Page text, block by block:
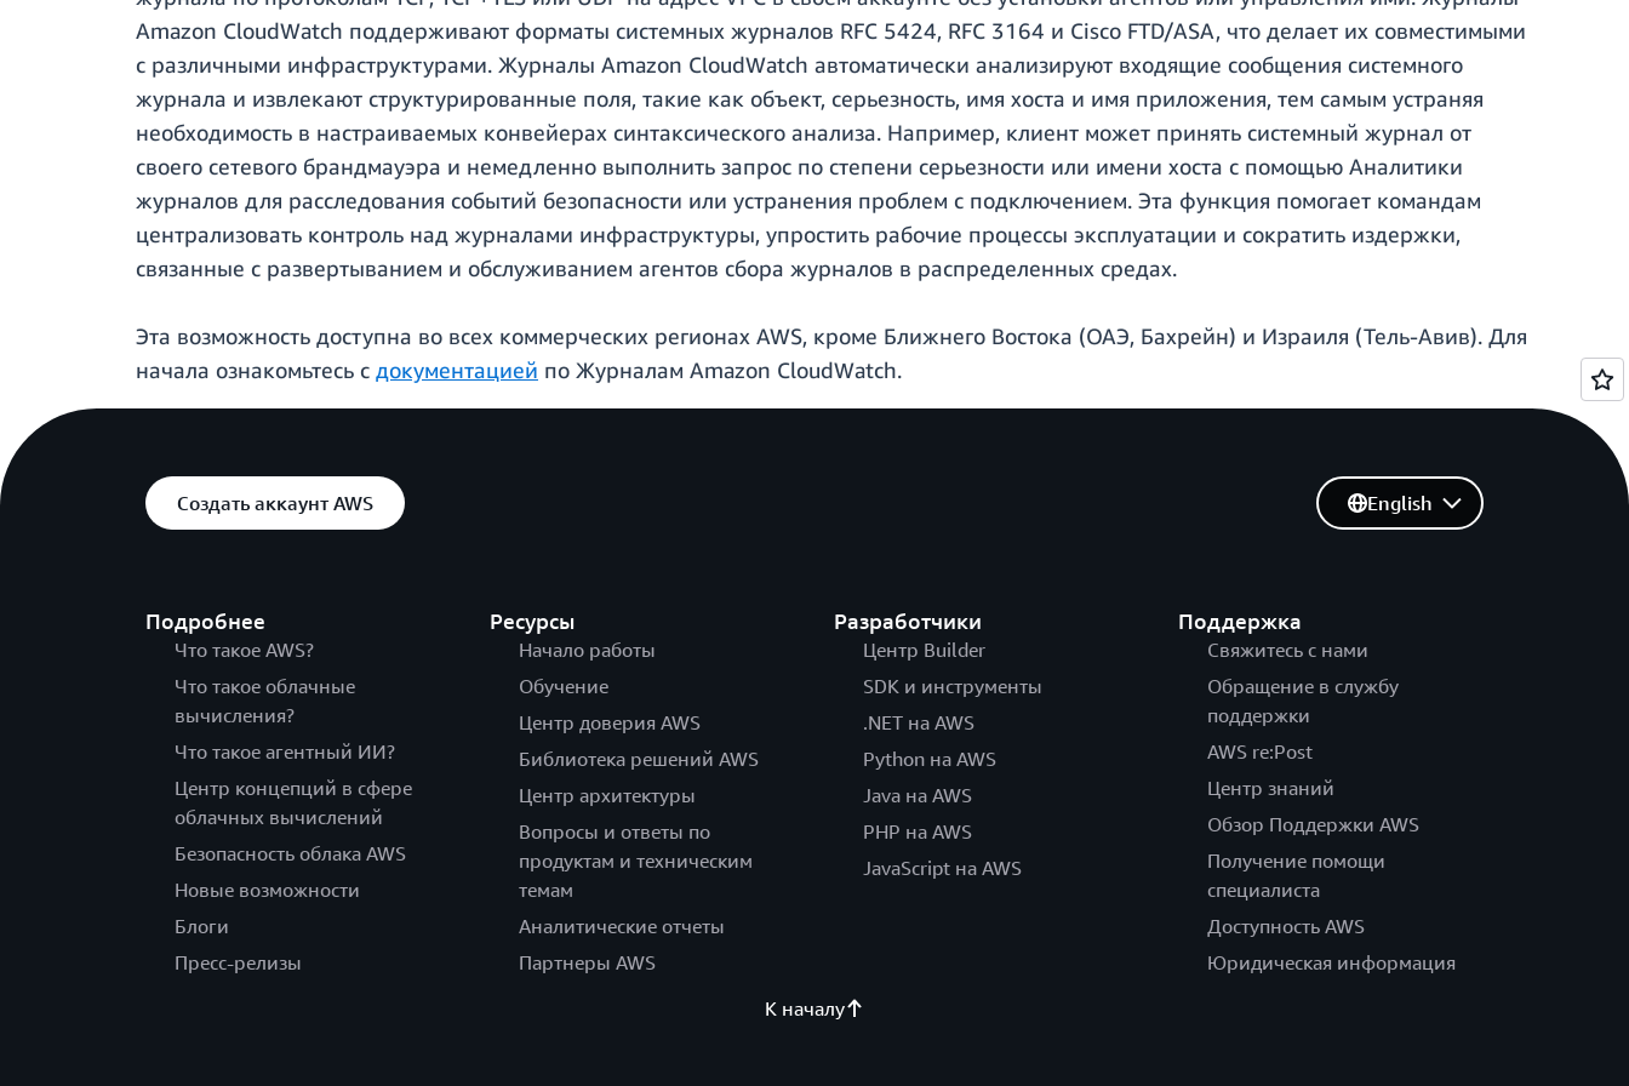
Amazon CloudWatch поддерживают форматы системных журналов RFC 5424, RFC 3164 и Cisco FTD/ASA, что делает их совместимыми
с различными инфраструктурами. Журналы Amazon CloudWatch автоматически анализируют входящие сообщения системного
журнала и извлекают структурированные поля, такие как объект, серьезность, имя хоста и имя приложения, тем самым устраняя
необходимость в настраиваемых конвейерах синтаксического анализа. Например, клиент может принять системный журнал от
своего сетевого брандмауэра и немедленно выполнить запрос по степени серьезности или имени хоста с помощью Аналитики
журналов для расследования событий безопасности или устранения проблем с подключением. Эта функция помогает командам
централизовать контроль над журналами инфраструктуры, упростить рабочие процессы эксплуатации и сократить издержки,
связанные с развертыванием и обслуживанием агентов сбора журналов в распределенных средах.
Эта возможность доступна во всех коммерческих регионах AWS, кроме Ближнего Востока (ОАЭ, Бахрейн) и Израиля (Тель-Авив). Для
начала ознакомьтесь с документацией по Журналам Amazon CloudWatch.
Создать аккаунт AWS
Подробнее
Что такое AWS?
Что такое облачные
вычисления?
Что такое агентный ИИ?
Центр концепций в сфере
облачных вычислений
Безопасность облака AWS
Новые возможности
Блоги
Пресс-релизы
Ресурсы
Начало работы
Обучение
Центр доверия AWS
Библиотека решений AWS
Центр архитектуры
Вопросы и ответы по
продуктам и техническим
темам
Аналитические отчеты
Партнеры AWS
Разработчики
Центр Builder
SDK и инструменты
.NET на AWS
Python на AWS
Java на AWS
PHP на AWS
JavaScript на AWS
Поддержка
Свяжитесь с нами
Обращение в службу
поддержки
AWS re:Post
Центр знаний
Обзор Поддержки AWS
Получение помощи
специалиста
Доступность AWS
Юридическая информация
English
К началу